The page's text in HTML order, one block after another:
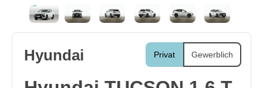
Privat Gewerblich
Hyundai